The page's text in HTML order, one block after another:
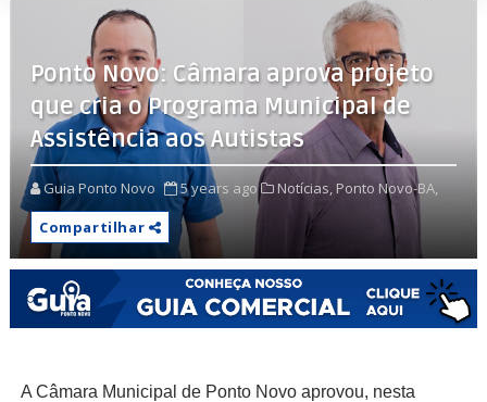
Ponto Novo: Câmara aprova projeto
que cria o Programa Municipal de
Assistência aos Autistas
Guia Ponto Novo 5 years ago Notícias, Ponto Novo-BA,
Compartilhar
A Câmara Municipal de Ponto Novo aprovou, nesta